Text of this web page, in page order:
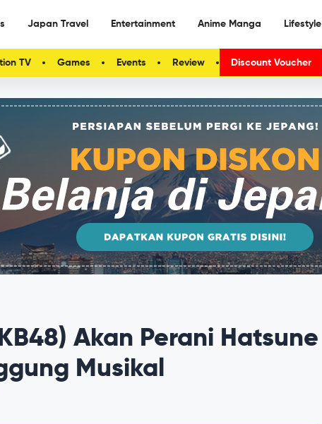
Japan Travel Entertainment Anime Manga Lifestyle
TV Games Events Review Discount Voucher
Akan Perani Hatsune
Musikal